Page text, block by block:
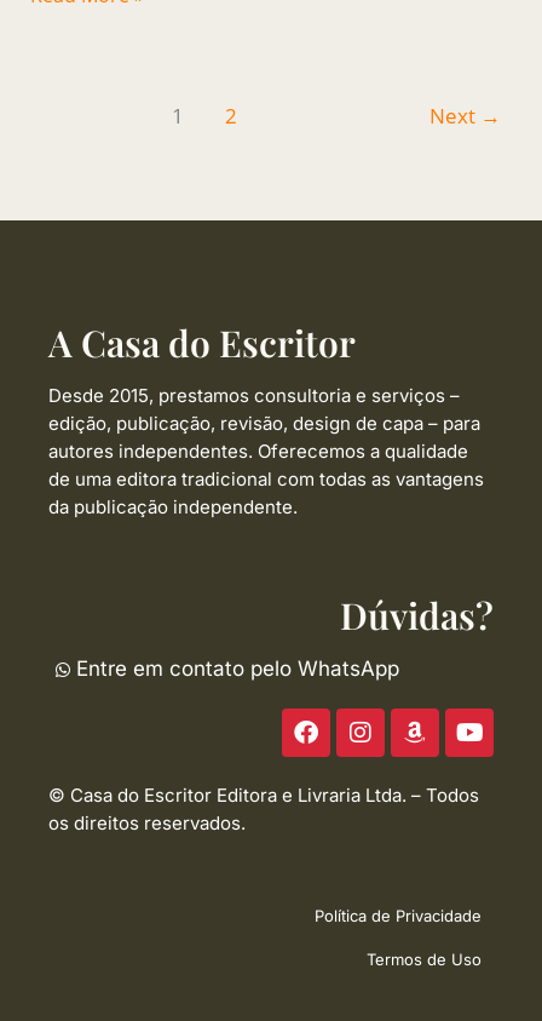
1 2 Next →
A Casa do Escritor
Desde 2015, prestamos consultoria e serviços –
edição, publicação, revisão, design de capa – para
autores independentes. Oferecemos a qualidade
de uma editora tradicional com todas as vantagens
da publicação independente.
Dúvidas?
Entre em contato pelo WhatsApp
F
a
c
e
I
n
s
t
m
A
m
a
z
Y
o
u
t
© Casa do Escritor Editora e Livraria Ltda. – Todos
os direitos reservados.
Política de Privacidade
Termos de Uso